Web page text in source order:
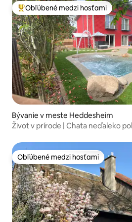
Najobľúbenejšie medzi hosťami
Obľúbené medzi hosťami
Bývanie v meste Heddesheim
Život v prírode | Chata neďaleko
Obľúbené medzi hosťami
Obľúbené medzi hosťami